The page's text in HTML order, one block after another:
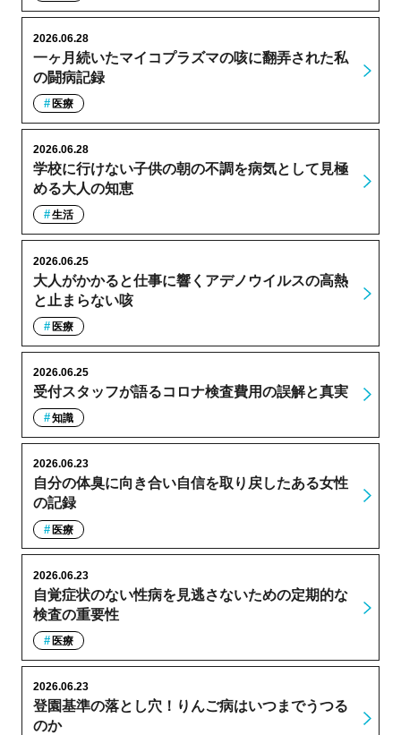
一ヶ月続いたマイコプラズマの咳に翻弄された私
の闘病記録
2026.06.28
医療
学校に行けない子供の朝の不調を病気として見極
める大人の知恵
2026.06.28
生活
大人がかかると仕事に響くアデノウイルスの高熱
と止まらない咳
2026.06.25
医療
受付スタッフが語るコロナ検査費用の誤解と真実
2026.06.25
知識
自分の体臭に向き合い自信を取り戻したある女性
の記録
2026.06.23
医療
自覚症状のない性病を見逃さないための定期的な
検査の重要性
2026.06.23
医療
登園基準の落とし穴！りんご病はいつまでうつる
のか
2026.06.23